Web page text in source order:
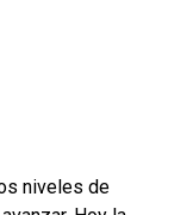
niveles de